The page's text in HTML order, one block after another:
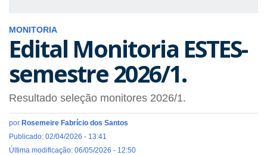
MONITORIA
Edital Monitoria ESTES-
semestre 2026/1.
Resultado seleção monitores 2026/1.
por Rosemeire Fabrício dos Santos
Publicado: 02/04/2026 - 13:41
Última modificação: 06/05/2026 - 12:50